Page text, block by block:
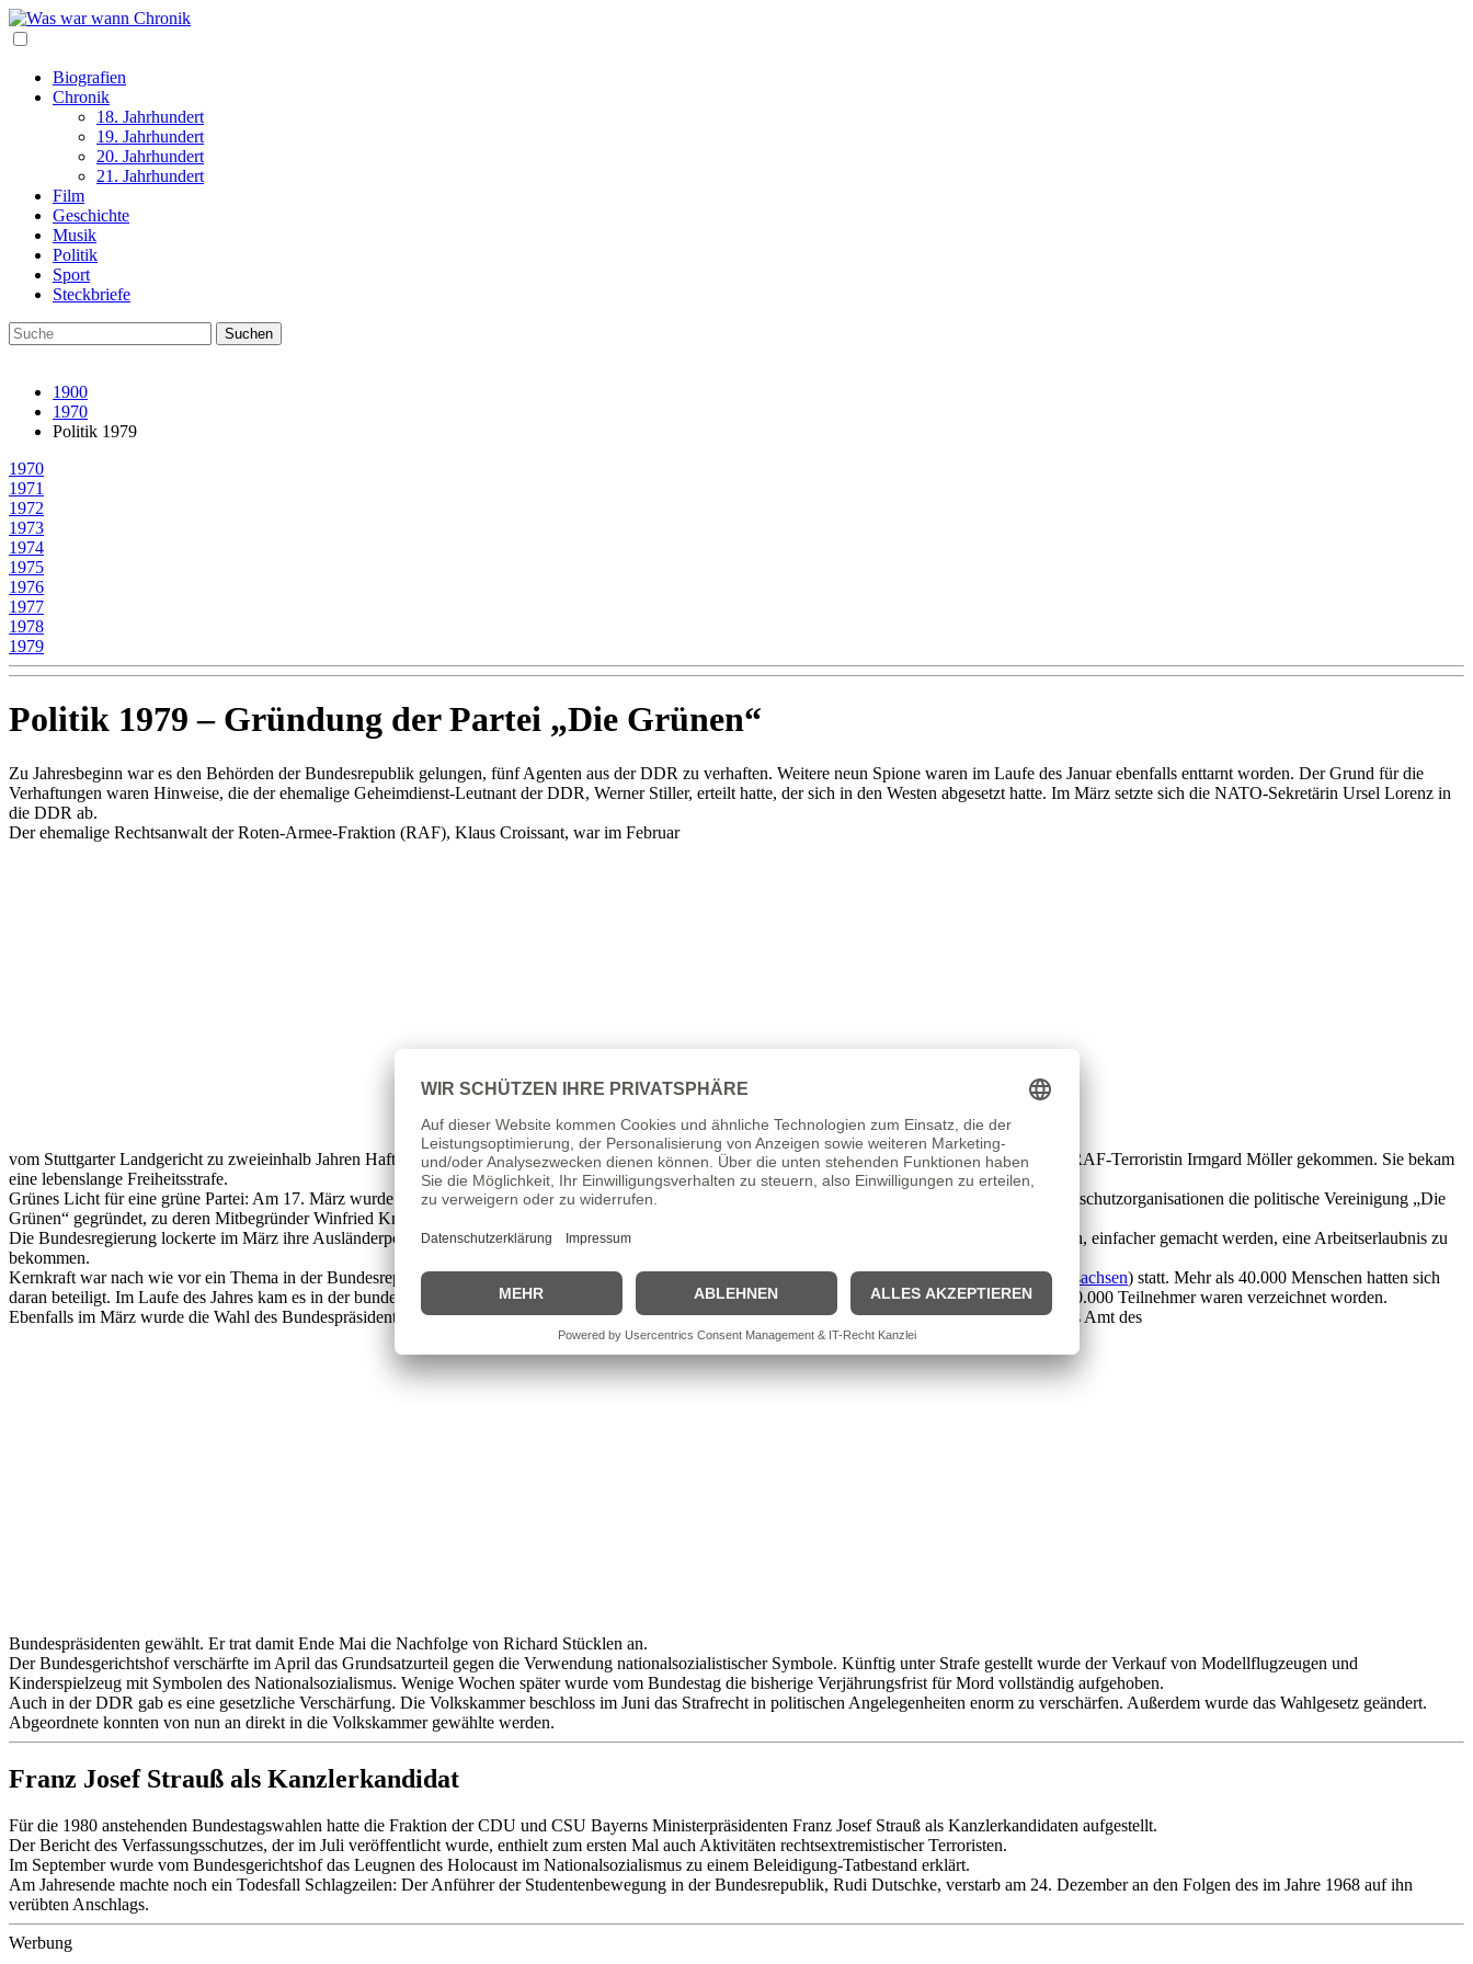
Biografien
Chronik
18. Jahrhundert
19. Jahrhundert
20. Jahrhundert
21. Jahrhundert
Film
Geschichte
Musik
Politik
Sport
Steckbriefe
1900
1970
Politik 1979
1970
1971
1972
1973
1974
1975
1976
1977
1978
1979
Politik 1979 – Gründung der Partei „Die Grünen“
Zu Jahresbeginn war es den Behörden der Bundesrepublik gelungen, fünf Agenten aus der DDR zu verhaften. Weitere neun Spione waren im Laufe des Januar ebenfalls enttarnt worden. Der Grund für die
Verhaftungen waren Hinweise, die der ehemalige Geheimdienst-Leutnant der DDR, Werner Stiller, erteilt hatte, der sich in den Westen abgesetzt hatte. Im März setzte sich die NATO-Sekretärin Ursel Lorenz in
die DDR ab.
Der ehemalige Rechtsanwalt der Roten-Armee-Fraktion (RAF), Klaus Croissant, war im Februar
vom Stuttgarter Landgericht zu zweieinhalb Jahren Haft und vier Jahren Berufsverbot verurteilt worden. Noch am selben Tag war es zur Verurteilung der RAF-Terroristin Irmgard Möller gekommen. Sie bekam
eine lebenslange Freiheitsstrafe.
Grünes Licht für eine grüne Partei: Am 17. März wurde in Frankfurt am Main ( Hessen) nach einem zweitägigen Treffen von Bürgerinitiativen und Umweltschutzorganisationen die politische Vereinigung „Die
Grünen“ gegründet, zu deren Mitbegründer Winfried Kretschmann gehörte. Im Januar 1980 kam es zur offiziellen Parteigründung.
Die Bundesregierung lockerte im März ihre Ausländerpolitik. Dadurch sollte es Gatten und Kindern von Gastarbeitern, die nicht aus EG-Ländern stammten, einfacher gemacht werden, eine Arbeitserlaubnis zu
bekommen.
Kernkraft war nach wie vor ein Thema in der Bundesrepublik. Die bisher größte Demonstration von Kernkraftgegnern fand im März in Hannover (Niedersachsen) statt. Mehr als 40.000 Menschen hatten sich
daran beteiligt. Im Laufe des Jahres kam es in der bundesdeutschen Hauptstadt Bonn zu einer friedlichen Demonstration gegen Kernkraftenergie. Rund 100.000 Teilnehmer waren verzeichnet worden.
Ebenfalls im März wurde die Wahl des Bundespräsidenten durchgeführt. Der zuvor als Bundestagspräsident agierende PolitikerKarl Carstenswurde in das Amt des
Bundespräsidenten gewählt. Er trat damit Ende Mai die Nachfolge von Richard Stücklen an.
Der Bundesgerichtshof verschärfte im April das Grundsatzurteil gegen die Verwendung nationalsozialistischer Symbole. Künftig unter Strafe gestellt wurde der Verkauf von Modellflugzeugen und
Kinderspielzeug mit Symbolen des Nationalsozialismus. Wenige Wochen später wurde vom Bundestag die bisherige Verjährungsfrist für Mord vollständig aufgehoben.
Auch in der DDR gab es eine gesetzliche Verschärfung. Die Volkskammer beschloss im Juni das Strafrecht in politischen Angelegenheiten enorm zu verschärfen. Außerdem wurde das Wahlgesetz geändert.
Abgeordnete konnten von nun an direkt in die Volkskammer gewählte werden.
Franz Josef Strauß als Kanzlerkandidat
Für die 1980 anstehenden Bundestagswahlen hatte die Fraktion der CDU und CSU Bayerns Ministerpräsidenten Franz Josef Strauß als Kanzlerkandidaten aufgestellt.
Der Bericht des Verfassungsschutzes, der im Juli veröffentlicht wurde, enthielt zum ersten Mal auch Aktivitäten rechtsextremistischer Terroristen.
Im September wurde vom Bundesgerichtshof das Leugnen des Holocaust im Nationalsozialismus zu einem Beleidigung-Tatbestand erklärt.
Am Jahresende machte noch ein Todesfall Schlagzeilen: Der Anführer der Studentenbewegung in der Bundesrepublik, Rudi Dutschke, verstarb am 24. Dezember an den Folgen des im Jahre 1968 auf ihn
verübten Anschlags.
Werbung